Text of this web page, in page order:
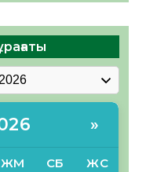
»
ЖМ СБ ЖС